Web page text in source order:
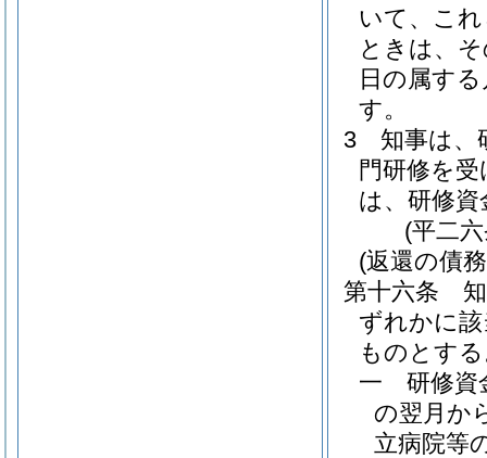
いて、こ
ときは、
日の属す
す。
3
知事は、
門研修を
は、研修
(平二
(返還の債
第十六条
ずれかに
ものとす
一
研修資
の翌月か
立病院等